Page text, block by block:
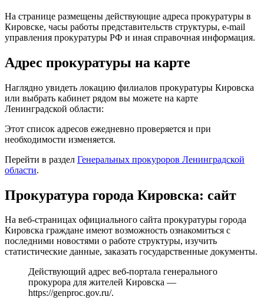
На странице размещены действующие адреса прокуратуры в
Кировске, часы работы представительств структуры, e-mail
управления прокуратуры РФ и иная справочная информация.
Адрес прокуратуры на карте
Наглядно увидеть локацию филиалов прокуратуры Кировска
или выбрать кабинет рядом вы можете на карте
Ленинградской области:
Этот список адресов ежедневно проверяется и при
необходимости изменяется.
Перейти в раздел Генеральных прокуроров Ленинградской
области.
Прокуратура города Кировска: сайт
На веб-страницах официального сайта прокуратуры города
Кировска граждане имеют возможность ознакомиться с
последними новостями о работе структуры, изучить
статистические данные, заказать государственные документы.
Действующий адрес веб-портала генерального
прокурора для жителей Кировска —
https://genproc.gov.ru/.